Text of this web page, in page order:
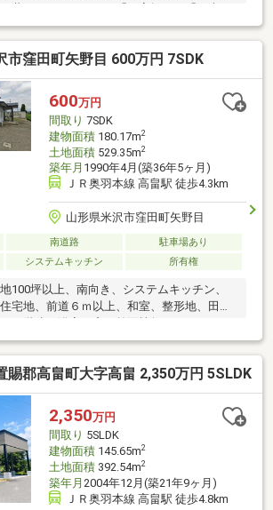
共にリフレッシュ。「お家探し」「ご売
動産 米沢市に強い後藤組イエステーション
藤組HP https://www.gto-
市窪田町矢野目 600万円 7SDK
600万円
間取り 7SDK
建物面積180.17m2
土地面積529.35m2
築年月 1990年4月(築36年5ヶ月)
ＪＲ奥羽本線 高畠駅 徒歩4.3km
山形県米沢市窪田町矢野目
南道路
駐車場あり
システムキッチン 所有権
100坪以上、南向き、システムキッチン、
宅地、前道６ｍ以上、和室、整形地、田園
、納戸、周辺交通量少なめ「お家探し」
着型不動産 米沢市に強い後藤組イエステー
式会社後藤組HP https://www.gto-
賜郡高畠町大字高畠 2,350万円 5SLDK
2,350万円
間取り 5SLDK
建物面積145.65m2
土地面積392.54m2
築年月 2004年12月(築21年9ヶ月)
ＪＲ奥羽本線 高畠駅 徒歩4.8km